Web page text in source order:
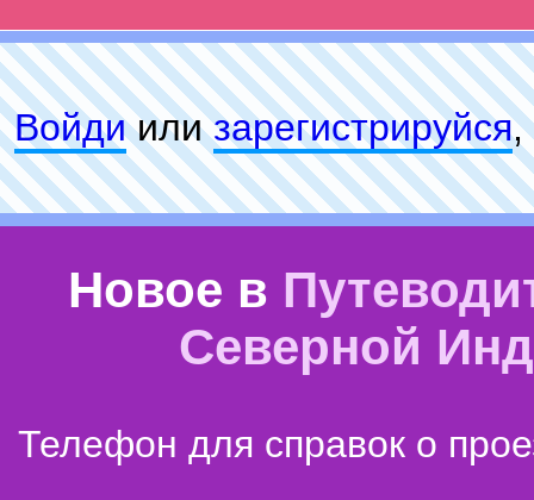
Войдиилизарeгиcтpируйся,
Новое в
Северной
Телефон для справок о